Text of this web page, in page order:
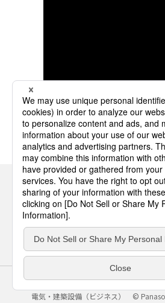
サイトのご利用にあたって クッキー
電気・建築設備（ビジネス）
©